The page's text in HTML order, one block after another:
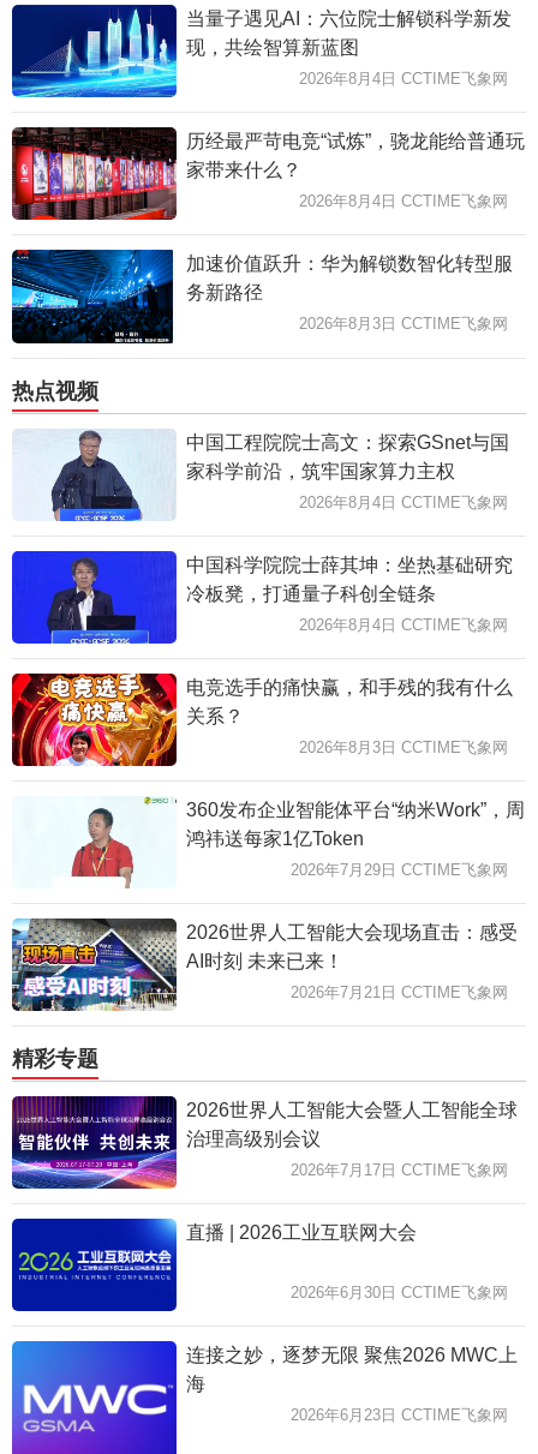
当量子遇见AI：六位院士解锁科学新发
现，共绘智算新蓝图
2026年8月4日 CCTIME飞象网
历经最严苛电竞“试炼”，骁龙能给普通玩
家带来什么？
2026年8月4日 CCTIME飞象网
加速价值跃升：华为解锁数智化转型服
务新路径
2026年8月3日 CCTIME飞象网
热点视频
中国工程院院士高文：探索GSnet与国
家科学前沿，筑牢国家算力主权
2026年8月4日 CCTIME飞象网
中国科学院院士薛其坤：坐热基础研究
冷板凳，打通量子科创全链条
2026年8月4日 CCTIME飞象网
电竞选手的痛快赢，和手残的我有什么
关系？
2026年8月3日 CCTIME飞象网
360发布企业智能体平台“纳米Work”，周
鸿祎送每家1亿Token
2026年7月29日 CCTIME飞象网
2026世界人工智能大会现场直击：感受
AI时刻 未来已来！
2026年7月21日 CCTIME飞象网
精彩专题
2026世界人工智能大会暨人工智能全球
治理高级别会议
2026年7月17日 CCTIME飞象网
直播 | 2026工业互联网大会
2026年6月30日 CCTIME飞象网
连接之妙，逐梦无限 聚焦2026 MWC上
海
2026年6月23日 CCTIME飞象网